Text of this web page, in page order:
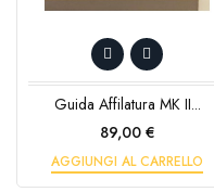
Guida Affilatura MK II...
Prezzo
89,00 €
AGGIUNGI AL CARRELLO